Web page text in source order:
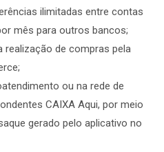
ilimitadas entre contas
mês para outros bancos;
realização de compras pela
ou na rede de
CAIXA Aqui, por meio
gerado pelo aplicativo no